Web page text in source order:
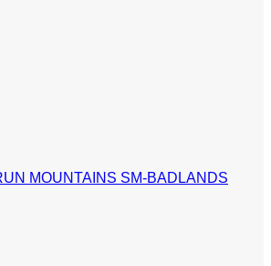
MOUNTAINS SM-BADLANDS